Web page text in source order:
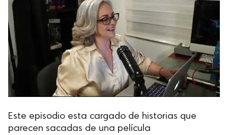
Este episodio esta cargado de historias que
parecen sacadas de una película